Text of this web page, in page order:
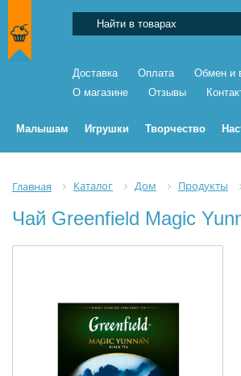
Доставка Оплата
Обмен и
О магазине
Отзывы
Малышам Игрушки Творчество
Главная Каталог Дом Продукты
Чай Greenfield Magic